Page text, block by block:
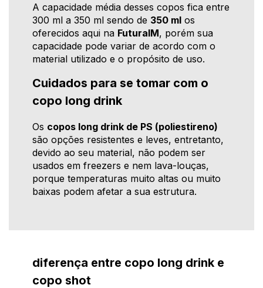
A capacidade média desses copos fica entre
300 ml a 350 ml sendo de 350 ml os
oferecidos aqui na FuturaIM, porém sua
capacidade pode variar de acordo com o
material utilizado e o propósito de uso.
Cuidados para se tomar com o
copo long drink
Os copos long drink de PS (poliestireno)
são opções resistentes e leves, entretanto,
devido ao seu material, não podem ser
usados em freezers e nem lava-louças,
porque temperaturas muito altas ou muito
baixas podem afetar a sua estrutura.
diferença entre copo long drink e
copo shot